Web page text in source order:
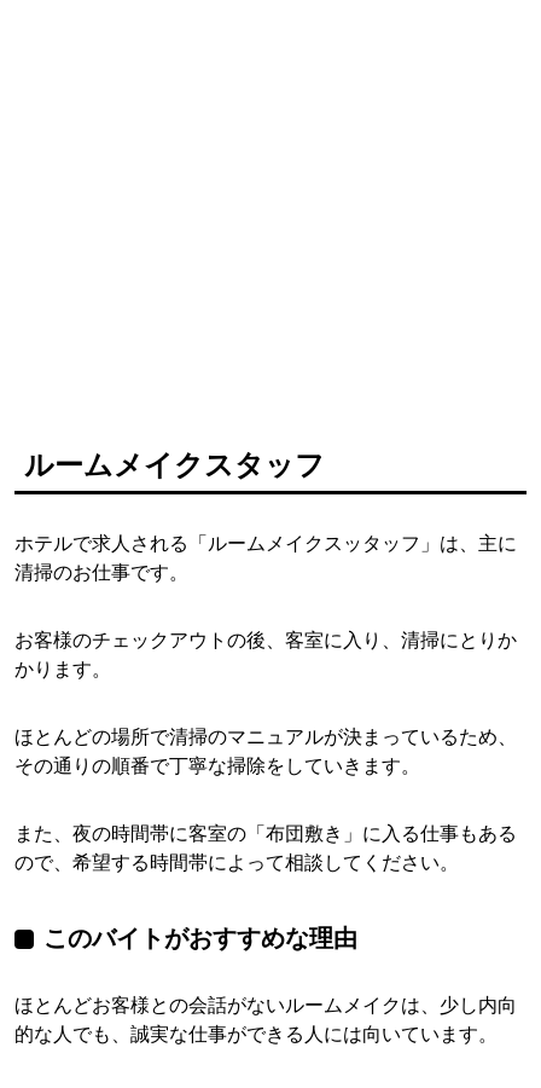
ルームメイクスタッフ
ホテルで求人される「ルームメイクスッタッフ」は、主に
清掃のお仕事です。
お客様のチェックアウトの後、客室に入り、清掃にとりか
かります。
ほとんどの場所で清掃のマニュアルが決まっているため、
その通りの順番で丁寧な掃除をしていきます。
また、夜の時間帯に客室の「布団敷き」に入る仕事もある
ので、希望する時間帯によって相談してください。
このバイトがおすすめな理由
ほとんどお客様との会話がないルームメイクは、少し内向
的な人でも、誠実な仕事ができる人には向いています。